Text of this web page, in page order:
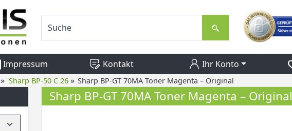
Impressum Kontakt Ihr Konto
» Sharp BP-50 C 26 » Sharp BP-GT 70MA Toner Magenta – Original
Sharp BP-GT 70MA Toner Magenta – Original